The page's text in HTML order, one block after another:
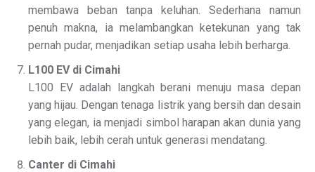
membawa beban tanpa keluhan. Sederhana namun
penuh makna, ia melambangkan ketekunan yang tak
pernah pudar, menjadikan setiap usaha lebih berharga.
L100 EV di Cimahi
L100 EV adalah langkah berani menuju masa depan
yang hijau. Dengan tenaga listrik yang bersih dan desain
yang elegan, ia menjadi simbol harapan akan dunia yang
lebih baik, lebih cerah untuk generasi mendatang.
Canter di Cimahi